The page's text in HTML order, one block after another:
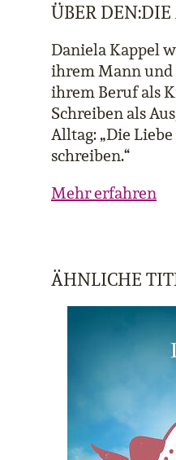
ÜBER
Daniela Kappel
ihrem Mann und
ihrem Beruf als
Schreiben als
Alltag: „Die
schreiben.“
Mehr erfahren
ÄHNLICHE